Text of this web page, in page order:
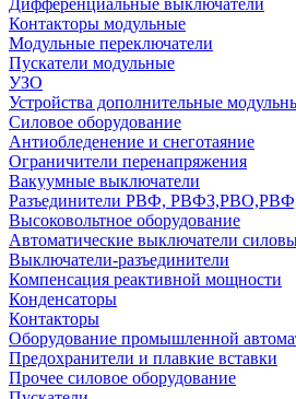
Дифференциальные выключатели
Контакторы модульные
Модульные переключатели
Пускатели модульные
УЗО
Устройства дополнительные
Силовое оборудование
Антиобледенение и снеготаяние
Ограничители перенапряжения
Вакуумные выключатели
Разъединители РВФ,
Высоковольтное оборудование
Автоматические выключатели
Выключатели-разъединители
Компенсация реактивной мощности
Конденсаторы
Контакторы
Оборудование промышленной
Предохранители и плавкие вставки
Прочее силовое оборудование